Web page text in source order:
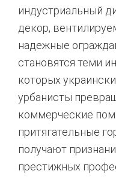
индустриальный
декор,
надежные
становятся теми
которых
урбанисты
коммерческие
притягательные
получают
престижных